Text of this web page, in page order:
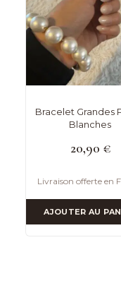
Bracelet Grandes
Blanches
20,90 €
Livraison offerte en
AJOUTER AU